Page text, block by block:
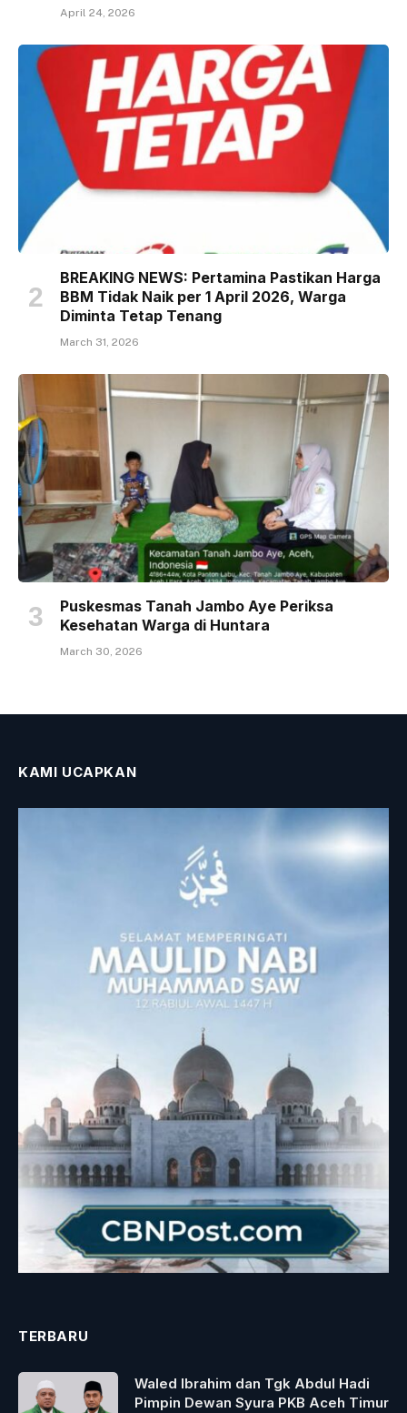
April 24, 2026
BREAKING NEWS: Pertamina Pastikan Harga
BBM Tidak Naik per 1 April 2026, Warga
Diminta Tetap Tenang
March 31, 2026
Puskesmas Tanah Jambo Aye Periksa
Kesehatan Warga di Huntara
March 30, 2026
KAMI UCAPKAN
TERBARU
Waled Ibrahim dan Tgk Abdul Hadi
Pimpin Dewan Syura PKB Aceh Timur